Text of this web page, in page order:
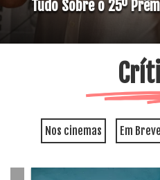
Tudo Sobre o 25º
Nos cinemas Em Breve